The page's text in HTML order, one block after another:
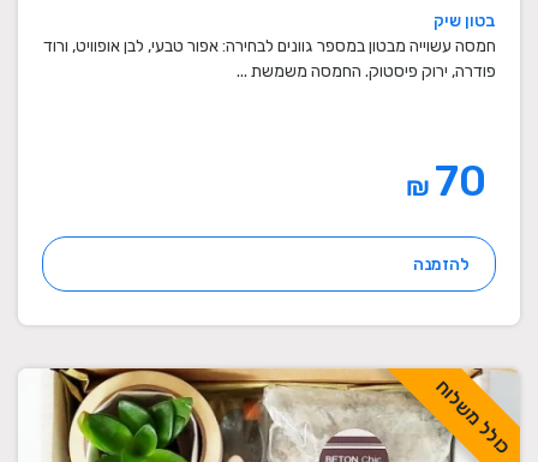
בטון שיק
חמסה עשוייה מבטון במספר גוונים לבחירה: אפור טבעי, לבן אופוויט, ורוד
פודרה, ירוק פיסטוק. החמסה משמשת ...
₪
להזמנה
כולל משלוח